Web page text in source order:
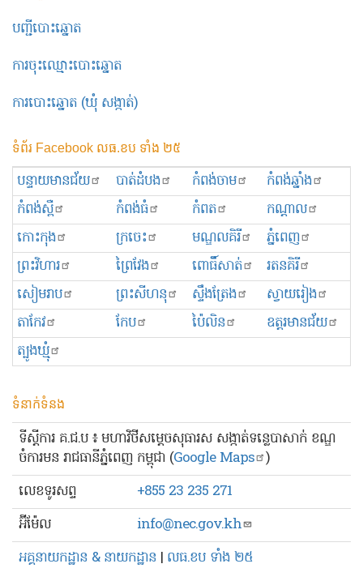
បញ្ជីបោះឆ្នោត
ការចុះឈ្មោះបោះឆ្នោត
ការបោះឆ្នោត (ឃុំ សង្កាត់)
ទំព័រ Facebook លធ.ខប ទាំង ២៥
បន្ទាយមានជ័យ បាត់ដំបង កំពង់ចាម
កំពង់ឆ្នាំង
កំពង់ស្ពឺ
កំពង់ធំ កំពត
កណ្ដាល
កោះកុង
ក្រចេះ មណ្ឌលគិរី
ភ្នំពេញ
ព្រះ​វិហារ
ព្រៃវែង ពោធិ៍សាត់
រតនគិរី
សៀមរាប
ព្រះសីហនុ ស្ទឹងត្រែង
ស្វាយរៀង
តាកែវ
កែប ប៉ៃលិន
ឧត្ដរមានជ័យ
ត្បូងឃ្មុំ
ទំនាក់ទំនង
ទីស្ដីការ គ.ជ.ប ៖ មហាវិថីសម្ដេចសុធារស សង្កាត់ទន្លេបាសាក់ ខណ្ឌ
ចំការមន រាជធានីភ្នំពេញ កម្ពុជា (Google Maps )
លេខ​ទូរសព្ទ
+855 23 235 271
អ៊ីម៉ែល
info@nec.gov.kh
អគ្គនាយកដ្ឋាន & នាយកដ្ឋាន | លធ.ខប ទាំង ២៥